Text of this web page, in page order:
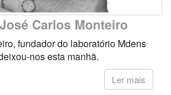
Carlos Monteiro
fundador do laboratório Mdens
nos esta manhã.
Ler mais